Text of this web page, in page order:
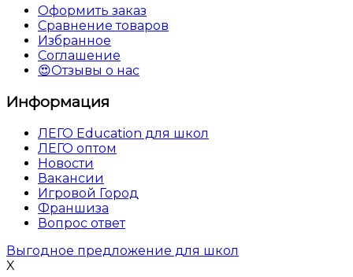
Оформить заказ
Сравнение товаров
Избранное
Соглашение
😍Отзывы о нас
Информация
ЛЕГО Education для школ
ЛЕГО оптом
Новости
Вакансии
Игровой Город
Франшиза
Вопрос ответ
Выгодное предложение для школ
X